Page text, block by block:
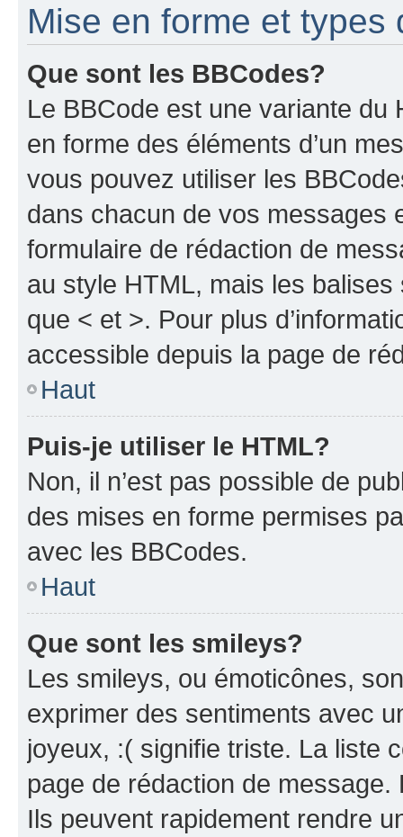
Mise en forme et types
Que sont les BBCodes?
Le BBCode est une variante du
en forme des éléments d’un
vous pouvez utiliser les
dans chacun de vos messages
formulaire de rédaction de
au style HTML, mais les
que < et >. Pour plus
accessible depuis la page de
Haut
Puis-je utiliser le HTML?
Non, il n’est pas possible de
des mises en forme permises
avec les BBCodes.
Haut
Que sont les smileys?
Les smileys, ou émoticônes,
exprimer des sentiments avec
joyeux, :( signifie triste. La liste
page de rédaction de
Ils peuvent rapidement rendre